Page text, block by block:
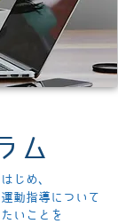
ム
じめ、
動指導について
いことを